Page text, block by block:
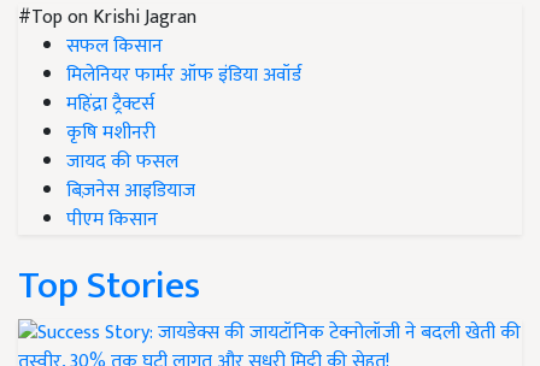
#Top on Krishi Jagran
सफल किसान
मिलेनियर फार्मर ऑफ इंडिया अवॉर्ड
महिंद्रा ट्रैक्टर्स
कृषि मशीनरी
जायद की फसल
बिज़नेस आइडियाज
पीएम किसान
Top Stories